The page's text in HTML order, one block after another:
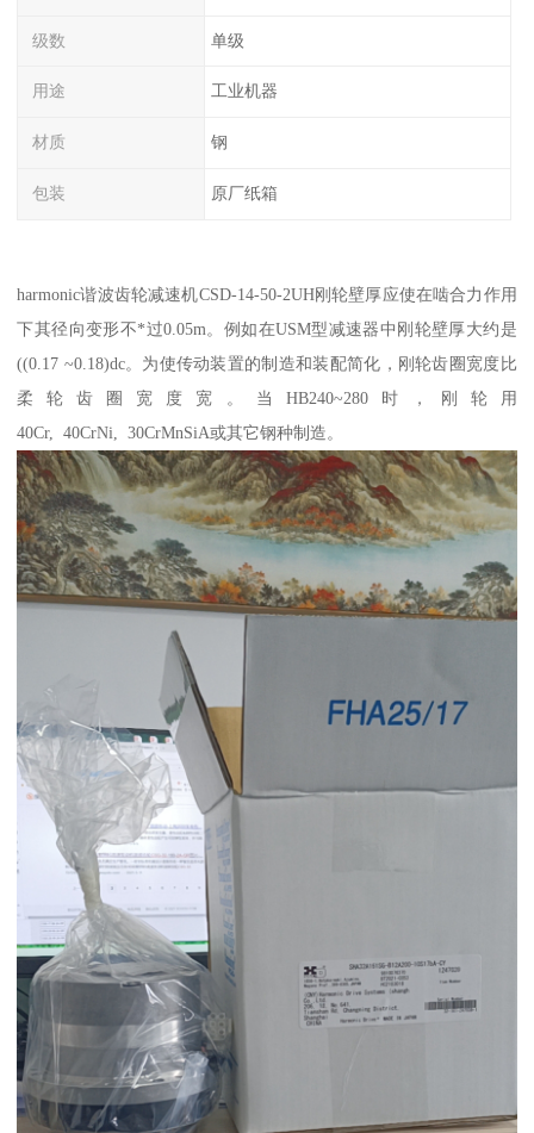
级数 单级
用途 工业机器
材质 钢
包装 原厂纸箱
harmonic谐波齿轮减速机CSD-14-50-2UH刚轮壁厚应使在啮合力作用
下其径向变形不*过0.05m。例如在USM型减速器中刚轮壁厚大约是
((0.17 ~0.18)dc。为使传动装置的制造和装配简化，刚轮齿圈宽度比
柔轮齿圈宽度宽。当HB240~280时，刚轮用
40Cr, 40CrNi, 30CrMnSiA或其它钢种制造。